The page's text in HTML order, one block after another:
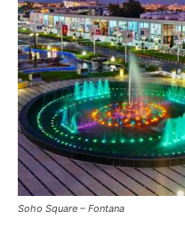
Soho Square – Fontana